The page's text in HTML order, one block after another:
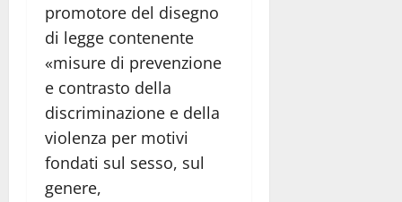
promotore del disegno
di legge contenente
«misure di prevenzione
e contrasto della
discriminazione e della
violenza per motivi
fondati sul sesso, sul
genere,